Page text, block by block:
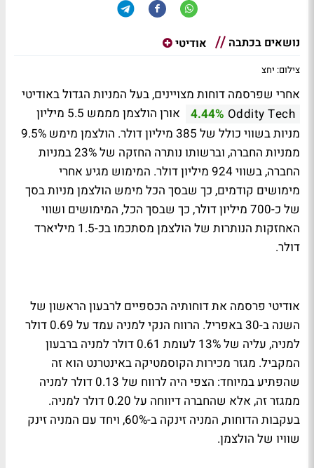
נושאים בכתבה אודיטי
צילום: יחצ
אחרי שפרסמה דוחות מצויינים, בעל המניות הגדול באודיטי
Oddity Tech
4.44%
אורן הולצמן מממש 5.5 מיליון
מניות בשווי כולל של 385 מיליון דולר. הולצמן מימש 9.5%
ממניות החברה, וברשותו נותרה החזקה של 23% במניות
החברה, בשווי 924 מיליון דולר. המימוש מגיע אחרי
מימושים קודמים, כך שבסך הכל מימש הולצמן מניות בסך
של כ-700 מיליון דולר, כך שבסך הכל, המימושים ושווי
האחזקות הנותרות של הולצמן מסתכמו בכ-1.5 מיליארד
דולר.
אודיטי פרסמה את דוחותיה הכספיים לרבעון הראשון של
השנה ב-30 באפריל. הרווח הנקי למניה עמד על 0.69 דולר
למניה, עליה של 13% לעומת 0.61 דולר למניה ברבעון
המקביל. מגזר מכירות הקוסמטיקה באינטרנט הוא זה
שהפתיע במיוחד: הצפי היה לרווח של 0.13 דולר למניה
ממגזר זה, אלא שהחברה דיווחה על 0.20 דולר למניה.
בעקבות הדוחות, המניה זינקה ב-60%, ויחד עם המניה זינק
שוויו של הולצמן.